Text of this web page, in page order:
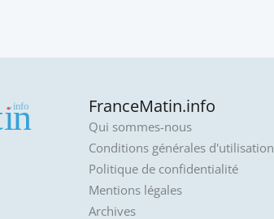
FranceMatin.info
Qui sommes-nous
Conditions générales d'utilisation
Politique de confidentialité
Mentions légales
Archives